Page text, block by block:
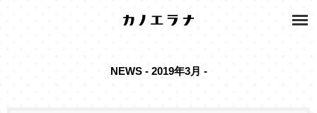
NEWS - 2019年3月 -